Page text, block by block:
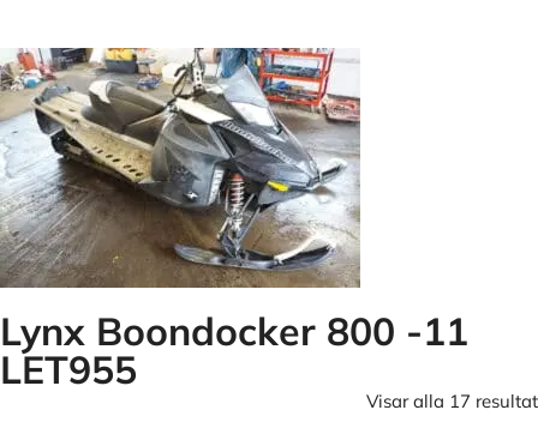
Lynx Boondocker 800 -11
LET955
Visar alla 17 resultat